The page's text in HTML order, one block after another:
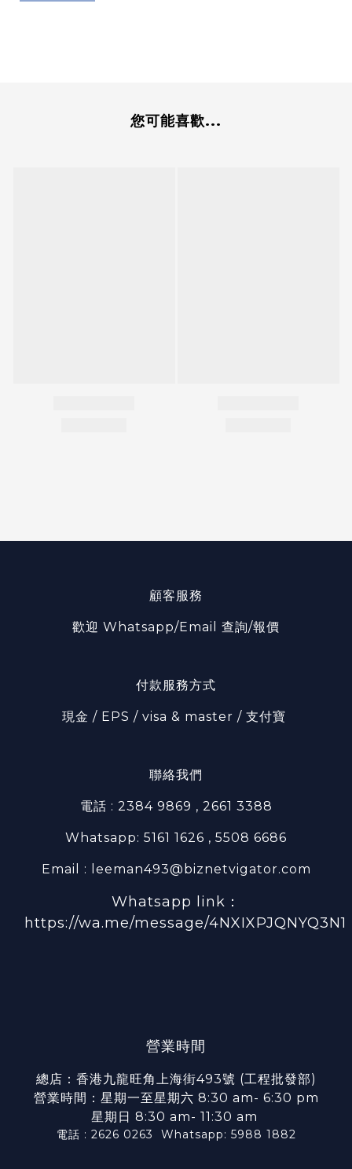
您可能喜歡...
顧客服務
歡迎 Whatsapp/Email 查詢/報價
付款服務方式
現金 / EPS / visa & master / 支付寶
聯絡我們
電話 : 2384 9869 , 2661 3388
Whatsapp: 5161 1626 , 5508 6686
Email : leeman493@biznetvigator.com
Whatsapp link：
https://wa.me/message/4NXIXPJQNYQ3N1
營業時間
總店：香港九龍旺角上海街493號 (工程批發部)
營業時間：星期一至星期六 8:30 am- 6:30 pm
星期日 8:30 am- 11:30 am
電話 : 2626 0263 Whatsapp: 5988 1882